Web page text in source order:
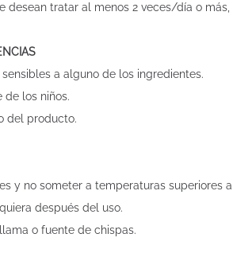
desean tratar al menos 2 veces/día o
a alguno de los ingredientes.
de los niños.
del producto.
y no someter a temperaturas superiores a
después del uso.
o fuente de chispas.